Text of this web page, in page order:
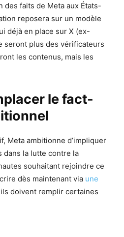
des faits de Meta aux États-
reposera sur un modèle
déjà en place sur X (ex-
seront plus des vérificateurs
les contenus, mais les
le fact-
Meta ambitionne d’impliquer
dans la lutte contre la
souhaitant rejoindre ce
dès maintenant via une
doivent remplir certaines